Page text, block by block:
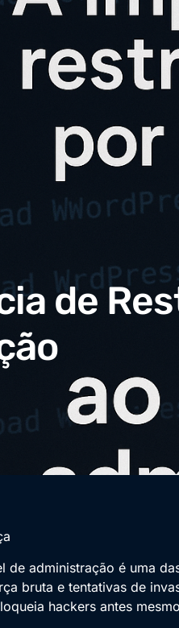
de
de administração é uma
bruta e tentativas de
hackers antes